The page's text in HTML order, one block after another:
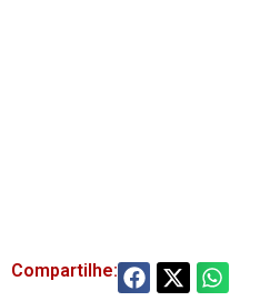
Compartilhe: